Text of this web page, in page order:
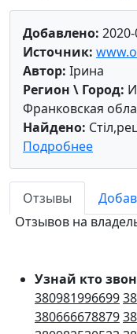
Добавлено:
Источник:
Автор: Ірина
Регион \ Город:
Франковская
Найдено:
Подробнее
Отзывы
Отзывов на
Узнай кто
380981996699
380666678879